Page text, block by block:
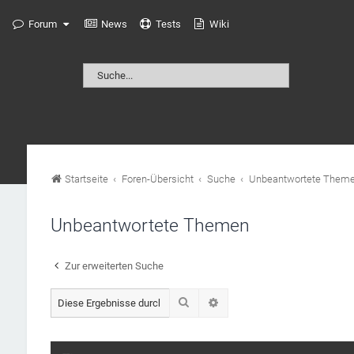
Forum News Tests Wiki
Startseite Foren-Übersicht Suche Unbeantwortete
Unbeantwortete Themen
Zur erweiterten Suche
Suche